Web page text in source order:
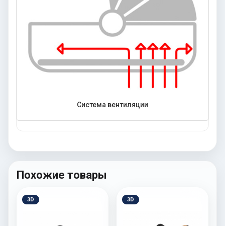
Система вентиляции
Похожие товары
3D 3D